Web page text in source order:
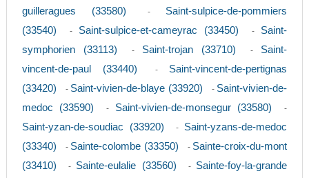
guilleragues (33580)
- Saint-sulpice-de-pommiers
(33540)
- Saint-sulpice-et-cameyrac (33450) - Saint-
symphorien (33113)
- Saint-trojan (33710) - Saint-
vincent-de-paul (33440)
- Saint-vincent-de-pertignas
(33420)
- Saint-vivien-de-blaye (33920) - Saint-vivien-de-
medoc (33590)
- Saint-vivien-de-monsegur (33580) -
Saint-yzan-de-soudiac (33920) - Saint-yzans-de-medoc
(33340)
- Sainte-colombe (33350) - Sainte-croix-du-mont
(33410)
- Sainte-eulalie (33560) - Sainte-foy-la-grande